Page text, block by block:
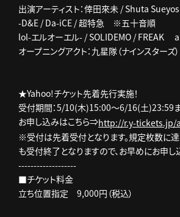
出演アーティスト：倖田來未 / Shuta
-D&E / Da-iCE / 超特急 ※五十音順
lol-エルオーエル- / SOLIDEMO / FREAK
オープニングアクト：九星隊（ナインスターズ）
★Yahoo!チケット先着先行実施！
受付期間：5/10(木)15:00～6/16(土)23:59ま
お申し込みはこちら⇒http://r.y-tickets.jp/
※受付は先着受付となります。規定枚数に
も受付終了となりますので、お早めにお申し
-------------------
■チケット料金
立ち位置指定 9,000円（税込）